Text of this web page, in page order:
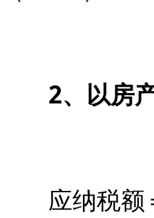
2、以房产
应纳税额